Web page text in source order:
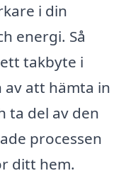
i din
energi. Så
takbyte i
av att hämta in
ta del av den
processen
ditt hem.